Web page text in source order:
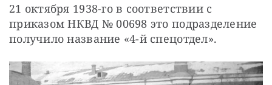
21 октября 1938-го в соответствии с
приказом НКВД № 00698 это подразделение
получило название «4-й спецотдел».